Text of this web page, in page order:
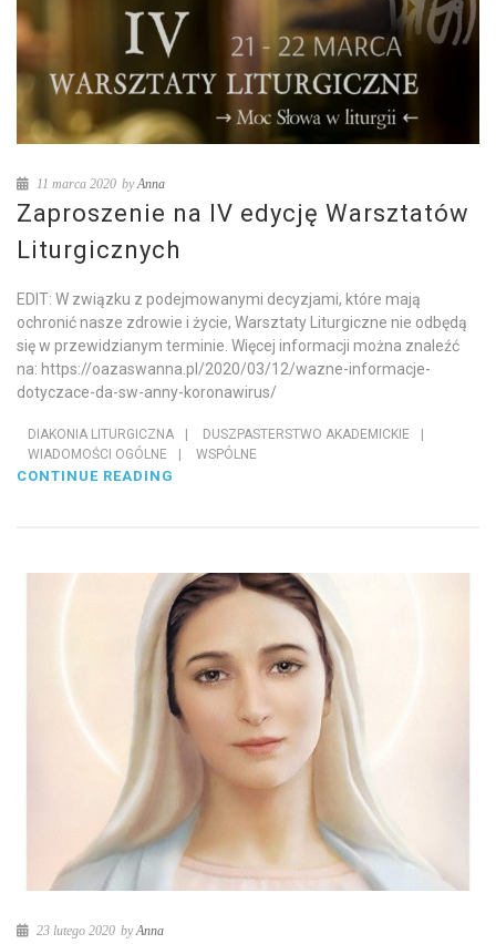
11 marca 2020 byAnna
Zaproszenie na IV edycję Warsztatów
Liturgicznych
EDIT: W związku z podejmowanymi decyzjami, które mają
ochronić nasze zdrowie i życie, Warsztaty Liturgiczne nie odbędą
się w przewidzianym terminie. Więcej informacji można znaleźć
na: https://oazaswanna.pl/2020/03/12/wazne-informacje-
dotyczace-da-sw-anny-koronawirus/
DIAKONIA LITURGICZNA DUSZPASTERSTWO AKADEMICKIE
WIADOMOŚCI OGÓLNE
WSPÓLNE
CONTINUE READING
23 lutego 2020 byAnna